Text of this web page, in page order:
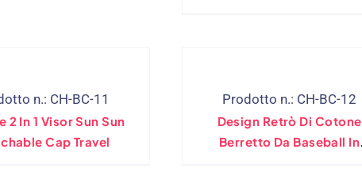
n.: CH-BC-11
2 In 1 Visor Sun Sun
Cap Travel
Prodotto n.: CH-BC-12
Design Retrò Di Cotone
Berretto Da Baseball In